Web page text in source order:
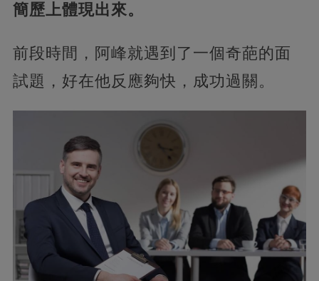
簡歷上體現出來。
前段時間，阿峰就遇到了一個奇葩的面
試題，好在他反應夠快，成功過關。